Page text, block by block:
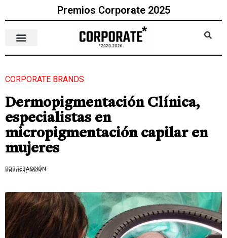
Premios Corporate 2025
CORPORATE BRANDS
Dermopigmentación Clínica,
especialistas en
micropigmentación capilar en
mujeres
POR REDACCIÓN
enero 1, 2024